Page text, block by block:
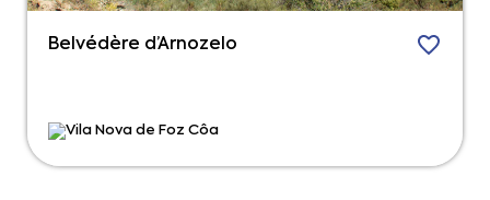
Belvédère d’Arnozelo
Vila Nova de Foz Côa